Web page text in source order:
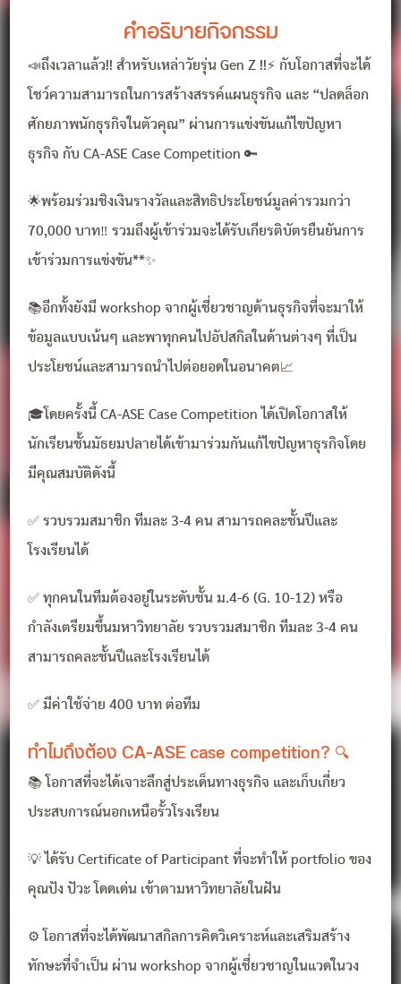
คำอธิบายกิจกรรม
📣ถึงเวลาแล้ว!! สำหรับเหล่าวัยรุ่น Gen Z !!⚡ กับโอกาสที่จะได้
โชว์ความสามารถในการสร้างสรรค์แผนธุรกิจ และ “ปลดล็อก
ศักยภาพนักธุรกิจในตัวคุณ” ผ่านการแข่งขันแก้ไขปัญหา
ธุรกิจ กับ CA-ASE Case Competition 🔑
🌟พร้อมร่วมชิงเงินรางวัลและสิทธิประโยชน์มูลค่ารวมกว่า
70,000 บาท‼️ รวมถึงผู้เข้าร่วมจะได้รับเกียรติบัตรยืนยันการ
เข้าร่วมการแข่งขัน**✨
📚อีกทั้งยังมี workshop จากผู้เชี่ยวชาญด้านธุรกิจที่จะมาให้
ข้อมูลแบบเน้นๆ และพาทุกคนไปอัปสกิลในด้านต่างๆ ที่เป็น
ประโยชน์และสามารถนำไปต่อยอดในอนาคต📈
🎓โดยครั้งนี้ CA-ASE Case Competition ได้เปิดโอกาสให้
นักเรียนชั้นมัธยมปลายได้เข้ามาร่วมกันแก้ไขปัญหาธุรกิจโดย
มีคุณสมบัติดังนี้
✅ รวบรวมสมาชิก ทีมละ 3-4 คน สามารถคละชั้นปีและ
โรงเรียนได้
✅ ทุกคนในทีมต้องอยู่ในระดับชั้น ม.4-6 (G. 10-12) หรือ
กำลังเตรียมขึ้นมหาวิทยาลัย รวบรวมสมาชิก ทีมละ 3-4 คน
สามารถคละชั้นปีและโรงเรียนได้
✅ มีค่าใช้จ่าย 400 บาท ต่อทีม
ทำไมถึงต้อง CA-ASE case competition? 🔍
📚 โอกาสที่จะได้เจาะลึกสู่ประเด็นทางธุรกิจ และเก็บเกี่ยว
ประสบการณ์นอกเหนือรั้วโรงเรียน
💡 ได้รับ Certificate of Participant ที่จะทำให้ portfolio ของ
คุณปัง ปัวะ โดดเด่น เข้าตามหาวิทยาลัยในฝัน
⚙️ โอกาสที่จะได้พัฒนาสกิลการคิดวิเคราะห์และเสริมสร้าง
ทักษะที่จำเป็น ผ่าน workshop จากผู้เชี่ยวชาญในแวดในวง